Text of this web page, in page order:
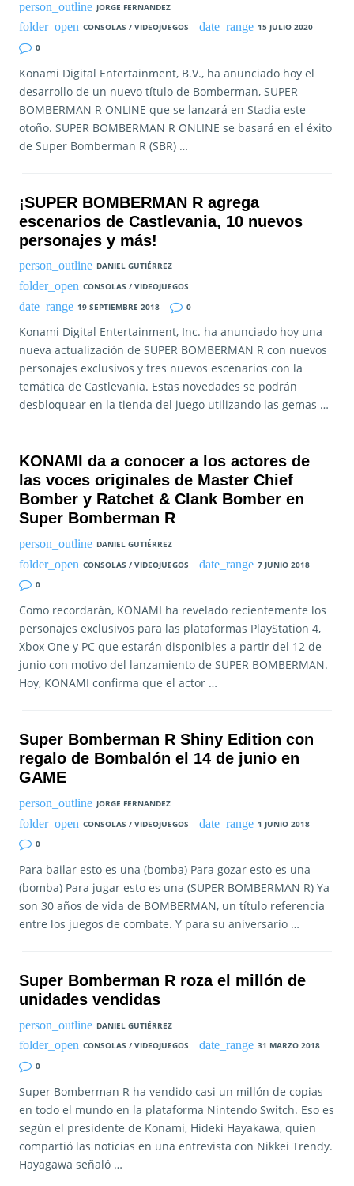
JORGE FERNANDEZ
CONSOLAS / VIDEOJUEGOS
15 JULIO 2020
0
Konami Digital Entertainment, B.V., ha anunciado hoy el
desarrollo de un nuevo título de Bomberman, SUPER
BOMBERMAN R ONLINE que se lanzará en Stadia este
otoño. SUPER BOMBERMAN R ONLINE se basará en el éxito
de Super Bomberman R (SBR) …
¡SUPER BOMBERMAN R agrega
escenarios de Castlevania, 10 nuevos
personajes y más!
DANIEL GUTIÉRREZ
CONSOLAS / VIDEOJUEGOS
19 SEPTIEMBRE 2018
0
Konami Digital Entertainment, Inc. ha anunciado hoy una
nueva actualización de SUPER BOMBERMAN R con nuevos
personajes exclusivos y tres nuevos escenarios con la
temática de Castlevania. Estas novedades se podrán
desbloquear en la tienda del juego utilizando las gemas …
KONAMI da a conocer a los actores de
las voces originales de Master Chief
Bomber y Ratchet & Clank Bomber en
Super Bomberman R
DANIEL GUTIÉRREZ
CONSOLAS / VIDEOJUEGOS
7 JUNIO 2018
0
Como recordarán, KONAMI ha revelado recientemente los
personajes exclusivos para las plataformas PlayStation 4,
Xbox One y PC que estarán disponibles a partir del 12 de
junio con motivo del lanzamiento de SUPER BOMBERMAN.
Hoy, KONAMI confirma que el actor …
Super Bomberman R Shiny Edition con
regalo de Bombalón el 14 de junio en
GAME
JORGE FERNANDEZ
CONSOLAS / VIDEOJUEGOS
1 JUNIO 2018
0
Para bailar esto es una (bomba) Para gozar esto es una
(bomba) Para jugar esto es una (SUPER BOMBERMAN R) Ya
son 30 años de vida de BOMBERMAN, un título referencia
entre los juegos de combate. Y para su aniversario …
Super Bomberman R roza el millón de
unidades vendidas
DANIEL GUTIÉRREZ
CONSOLAS / VIDEOJUEGOS
31 MARZO 2018
0
Super Bomberman R ha vendido casi un millón de copias
en todo el mundo en la plataforma Nintendo Switch. Eso es
según el presidente de Konami, Hideki Hayakawa, quien
compartió las noticias en una entrevista con Nikkei Trendy.
Hayagawa señaló …